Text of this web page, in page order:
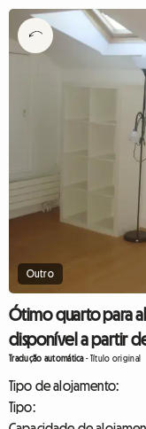
Outro
Ótimo quarto para
disponível a partir
Tradução automática-Título original
Tipo de alojamento:
Tipo: